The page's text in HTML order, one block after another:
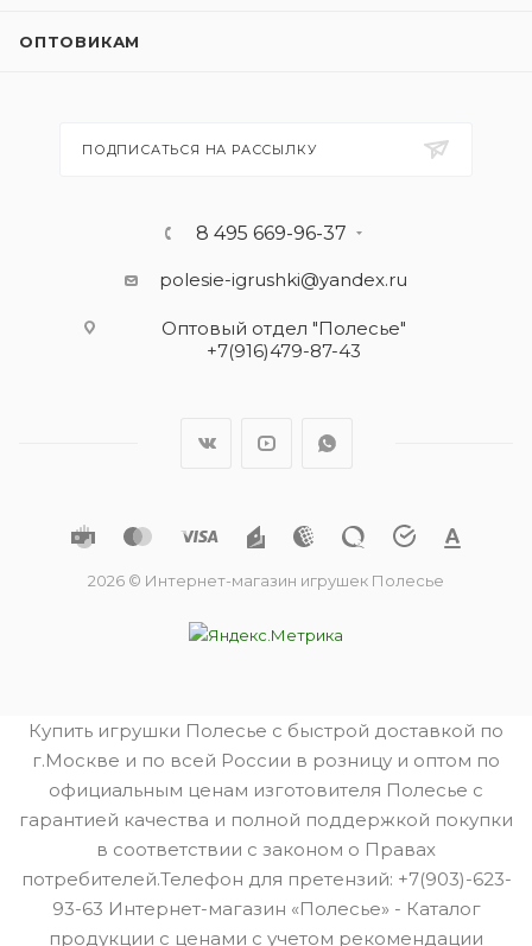
ОПТОВИКАМ
ПОДПИСАТЬСЯ НА РАССЫЛКУ
8 495 669-96-37
polesie-igrushki@yandex.ru
Оптовый отдел "Полесье"
+7(916)479-87-43
2026 © Интернет-магазин игрушек Полесье
Купить игрушки Полесье с быстрой доставкой по
г.Москве и по всей России в розницу и оптом по
официальным ценам изготовителя Полесье с
гарантией качества и полной поддержкой покупки
в соответствии с законом о Правах
потребителей.Телефон для претензий: +7(903)-623-
93-63 Интернет-магазин «Полесье» - Каталог
продукции с ценами с учетом рекомендации